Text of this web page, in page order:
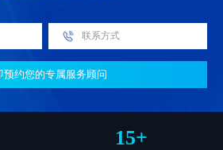
预约您的专属服务顾问
15+